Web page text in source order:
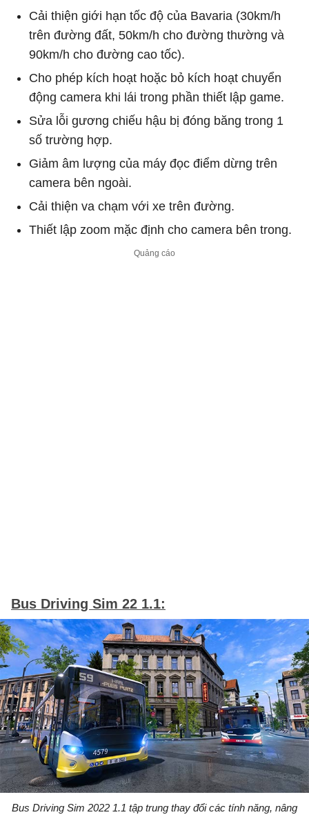
Cải thiện giới hạn tốc độ của Bavaria (30km/h
trên đường đất, 50km/h cho đường thường và
90km/h cho đường cao tốc).
Cho phép kích hoạt hoặc bỏ kích hoạt chuyển
động camera khi lái trong phần thiết lập game.
Sửa lỗi gương chiếu hậu bị đóng băng trong 1
số trường hợp.
Giảm âm lượng của máy đọc điểm dừng trên
camera bên ngoài.
Cải thiện va chạm với xe trên đường.
Thiết lập zoom mặc định cho camera bên trong.
Bus Driving Sim 22 1.1:
Bus Driving Sim 2022 1.1 tập trung thay đổi các tính năng, nâng